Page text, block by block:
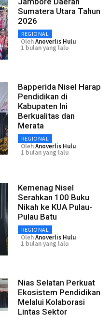
Sumatera Utara Tahun
2026
REGIONAL
OlehAnoverlis Hulu
1 bulan yang lalu
Bapperida Nisel Harap
Pendidikan di
Kabupaten Ini
Berkualitas dan
Merata
REGIONAL
OlehAnoverlis Hulu
1 bulan yang lalu
Kemenag Nisel
Serahkan 100 Buku
Nikah ke KUA Pulau-
Pulau Batu
REGIONAL
OlehAnoverlis Hulu
1 bulan yang lalu
Nias Selatan Perkuat
Ekosistem Pendidikan
Melalui Kolaborasi
Lintas Sektor